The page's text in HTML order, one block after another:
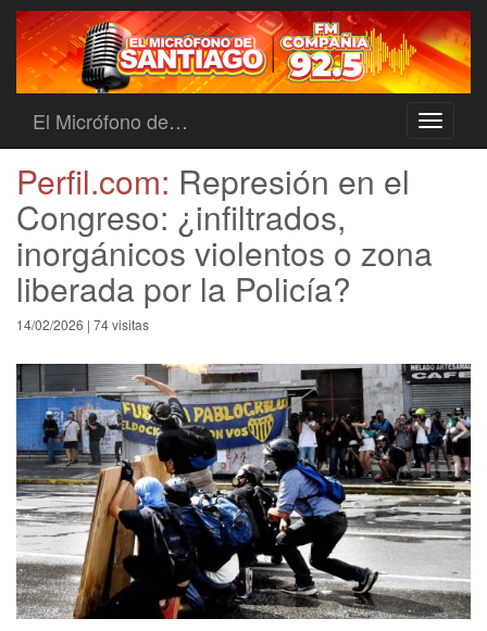
Toggle
El Micrófono de…
Perfil.com: Represión en el
Congreso: ¿infiltrados,
inorgánicos violentos o zona
liberada por la Policía?
14/02/2026 | 74 visitas